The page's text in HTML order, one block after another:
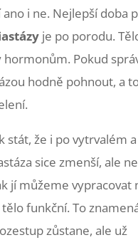
ano i ne. Nejlepší doba
je po porodu.
Pokud
hodně pohnout, a
stát, že i po vytrvalém
sice zmenší, ale
jí můžeme vypracovat
funkční. To
zůstane, ale už